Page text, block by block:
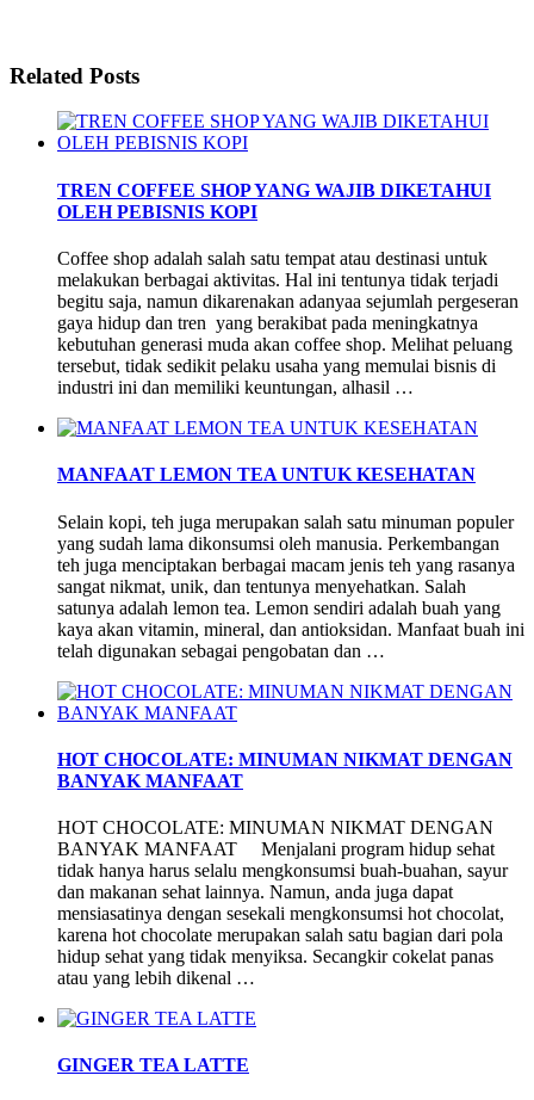
Related Posts
TREN COFFEE SHOP YANG WAJIB DIKETAHUI
OLEH PEBISNIS KOPI
Coffee shop adalah salah satu tempat atau destinasi untuk
melakukan berbagai aktivitas. Hal ini tentunya tidak terjadi
begitu saja, namun dikarenakan adanyaa sejumlah pergeseran
gaya hidup dan tren yang berakibat pada meningkatnya
kebutuhan generasi muda akan coffee shop. Melihat peluang
tersebut, tidak sedikit pelaku usaha yang memulai bisnis di
industri ini dan memiliki keuntungan, alhasil …
MANFAAT LEMON TEA UNTUK KESEHATAN
Selain kopi, teh juga merupakan salah satu minuman populer
yang sudah lama dikonsumsi oleh manusia. Perkembangan
teh juga menciptakan berbagai macam jenis teh yang rasanya
sangat nikmat, unik, dan tentunya menyehatkan. Salah
satunya adalah lemon tea. Lemon sendiri adalah buah yang
kaya akan vitamin, mineral, dan antioksidan. Manfaat buah ini
telah digunakan sebagai pengobatan dan …
HOT CHOCOLATE: MINUMAN NIKMAT DENGAN
BANYAK MANFAAT
HOT CHOCOLATE: MINUMAN NIKMAT DENGAN
BANYAK MANFAAT Menjalani program hidup sehat
tidak hanya harus selalu mengkonsumsi buah-buahan, sayur
dan makanan sehat lainnya. Namun, anda juga dapat
mensiasatinya dengan sesekali mengkonsumsi hot chocolat,
karena hot chocolate merupakan salah satu bagian dari pola
hidup sehat yang tidak menyiksa. Secangkir cokelat panas
atau yang lebih dikenal …
GINGER TEA LATTE